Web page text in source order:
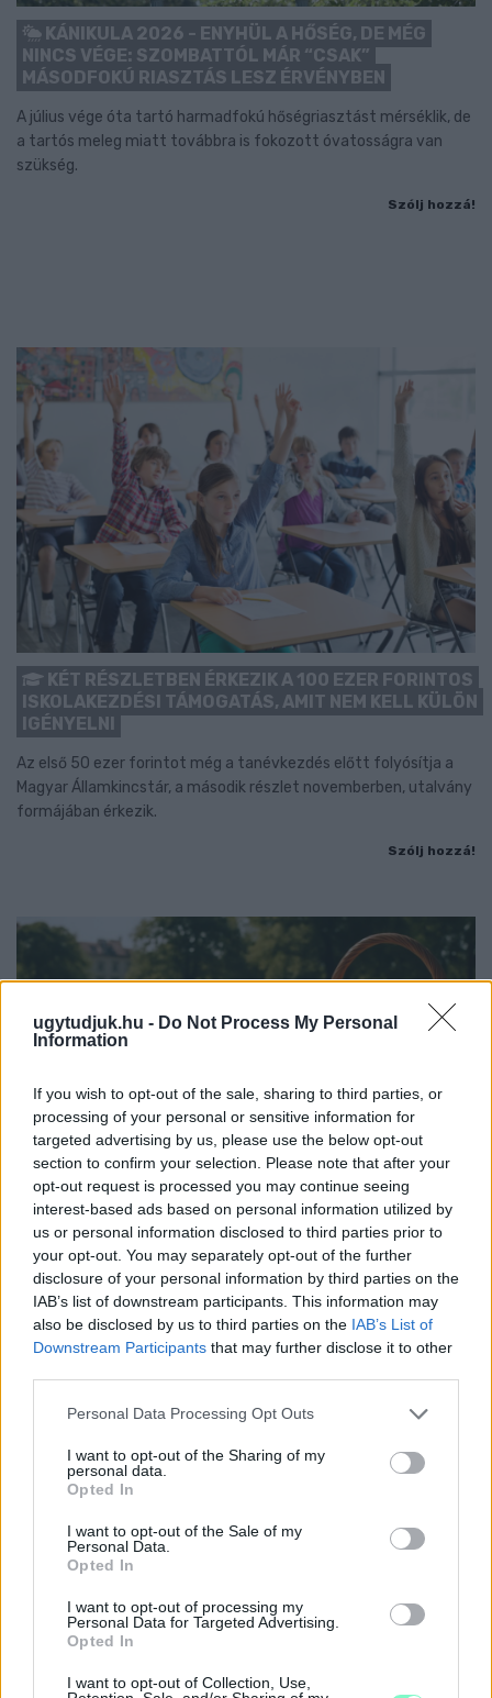
ugytudjuk.hu - Do Not Process My Personal
Information
If you wish to opt-out of the sale, sharing to third parties, or
processing of your personal or sensitive information for
targeted advertising by us, please use the below opt-out
section to confirm your selection. Please note that after your
opt-out request is processed you may continue seeing
interest-based ads based on personal information utilized by
us or personal information disclosed to third parties prior to
your opt-out. You may separately opt-out of the further
disclosure of your personal information by third parties on the
IAB’s list of downstream participants. This information may
also be disclosed by us to third parties on the IAB’s List of
Downstream Participants that may further disclose it to other
Please note that this website/app uses one or more Google
not limited to your visit or usage behaviour. You may click to
grant or deny consent to Google and its third-party tags to
use your data for below specified purposes in below Google
consent section.
Personal Data Processing Opt Outs
I want to opt-out of the Sharing of my
personal data.
Opted In
I want to opt-out of the Sale of my
Personal Data.
Opted In
I want to opt-out of processing my
Personal Data for Targeted Advertising.
Opted In
I want to opt-out of Collection, Use,
KÁNIKULA 2026 - ENYHÜL A HŐSÉG, DE MÉG
NINCS VÉGE: SZOMBATTÓL MÁR “CSAK”
MÁSODFOKÚ RIASZTÁS LESZ ÉRVÉNYBEN
A július vége óta tartó harmadfokú hőségriasztást mérséklik, de
a tartós meleg miatt továbbra is fokozott óvatosságra van
szükség.
Szólj hozzá!
KÉT RÉSZLETBEN ÉRKEZIK A 100 EZER FORINTOS
ISKOLAKEZDÉSI TÁMOGATÁS, AMIT NEM KELL KÜLÖN
IGÉNYELNI
Az első 50 ezer forintot még a tanévkezdés előtt folyósítja a
Magyar Államkincstár, a második részlet novemberben, utalvány
formájában érkezik.
Szólj hozzá!
PIKNIK ITALOK: ÍZEK ÉS ÉLMÉNYEK A SZABADBAN
Ahogy tavaszodik és a nap egyre tovább marad velünk, sokaknak
támad kedve kirándulni a természetbe.
Szólj hozzá!